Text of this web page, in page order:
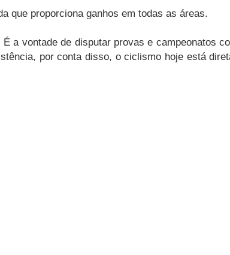
que proporciona ganhos em todas as áreas.
a vontade de disputar provas e campeonatos
por conta disso, o ciclismo hoje está